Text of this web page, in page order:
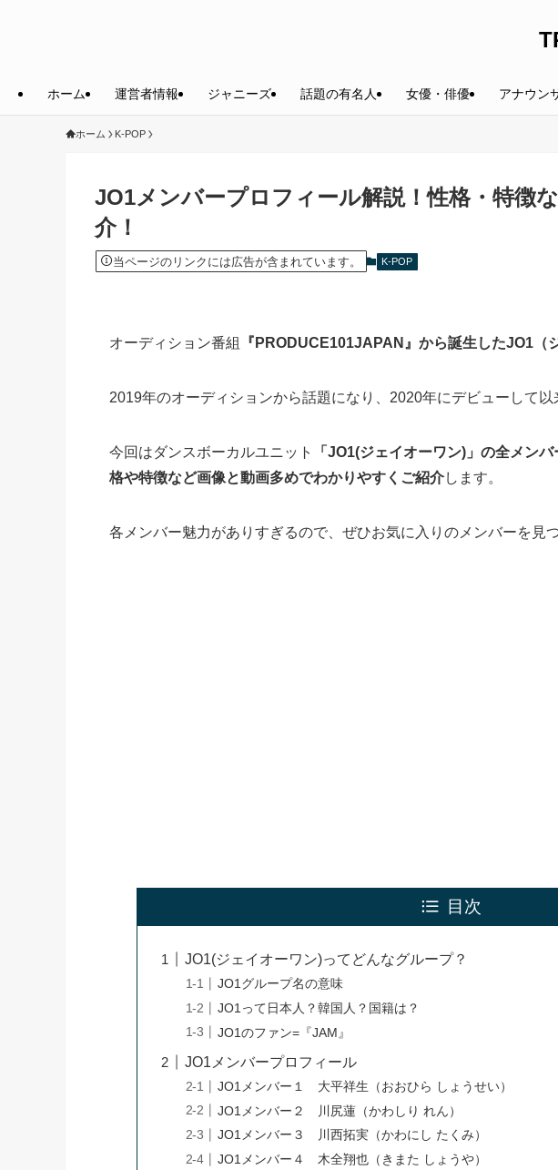
ホーム 運営者情報 ジャニーズ 話題の有名人 女優・俳優 アナウン
ホーム K-POP
JO1メンバープロフィール解説！性格・特徴
介！
当ページのリンクには広告が含まれています。 K-POP
オーディション番組 『PRODUCE101JAPAN』から誕生したJO1（
2019年のオーディションから話題になり、2020年にデビューして以
今回はダンスボーカルユニット
「JO1(ジェイオーワン)」の全メン
格や特徴など画像と動画多めでわかりやすくご紹介します。
各メンバー魅力がありすぎるので、ぜひお気に入りのメンバーを見
目次
JO1(ジェイオーワン)ってどんなグループ？
JO1グループ名の意味
JO1って日本人？韓国人？国籍は？
JO1のファン=『JAM』
JO1メンバープロフィール
JO1メンバー１ 大平祥生（おおひら しょうせい）
JO1メンバー２ 川尻蓮（かわしり れん）
JO1メンバー３ 川西拓実（かわにし たくみ）
JO1メンバー４ 木全翔也（きまた しょうや）